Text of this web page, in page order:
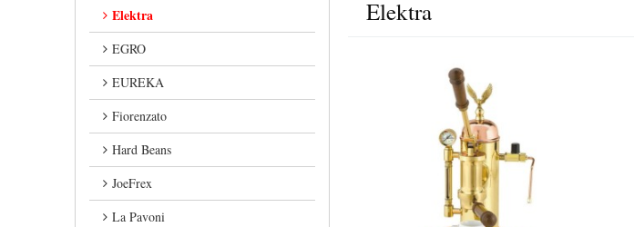
Elektra
EGRO
EUREKA
Fiorenzato
Hard Beans
JoeFrex
La Pavoni
Elektra